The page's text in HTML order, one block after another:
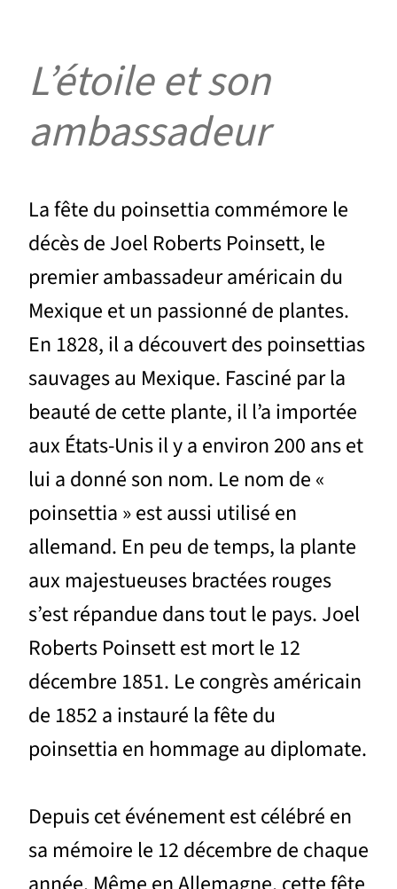
L’étoile et son
ambassadeur
La fête du poinsettia commémore le
décès de Joel Roberts Poinsett, le
premier ambassadeur américain du
Mexique et un passionné de plantes.
En 1828, il a découvert des poinsettias
sauvages au Mexique. Fasciné par la
beauté de cette plante, il l’a importée
aux États-Unis il y a environ 200 ans et
lui a donné son nom. Le nom de «
poinsettia » est aussi utilisé en
allemand. En peu de temps, la plante
aux majestueuses bractées rouges
s’est répandue dans tout le pays. Joel
Roberts Poinsett est mort le 12
décembre 1851. Le congrès américain
de 1852 a instauré la fête du
poinsettia en hommage au diplomate.
Depuis cet événement est célébré en
sa mémoire le 12 décembre de chaque